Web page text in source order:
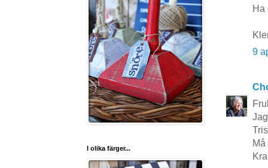
Ha
9
I olika färger...